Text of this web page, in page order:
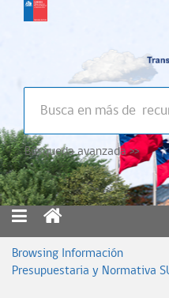
Búsqueda avanzada >>
Browsing Información
Presupuestaria y Normativa